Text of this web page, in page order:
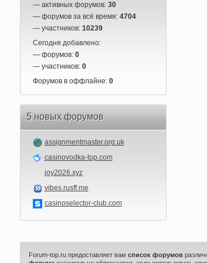
— активных форумов: 30
— форумов за всё время: 4704
— участников: 10239
Сегодня добавлено:
— форумов: 0
— участников: 0
Форумов в оффлайне: 0
5 новых форумов
assignmentmaster.org.uk
casinovodka-top.com
joy2026.xyz
vibes.rusff.me
casinoselector-club.com
Forum-top.ru предоставляет вамсписок форумов